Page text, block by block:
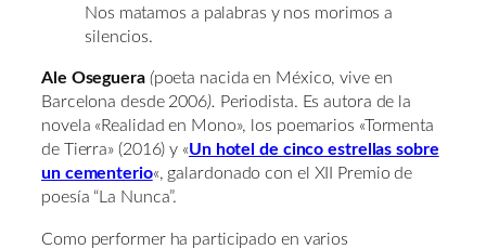
Nos matamos a palabras y nos morimos a
silencios.
Ale Oseguera (poeta nacida en México, vive en
Barcelona desde 2006). Periodista. Es autora de la
novela «Realidad en Mono», los poemarios «Tormenta
de Tierra» (2016) y «Un hotel de cinco estrellas sobre
un cementerio«, galardonado con el XII Premio de
poesía “La Nunca”.
Como performer ha participado en varios